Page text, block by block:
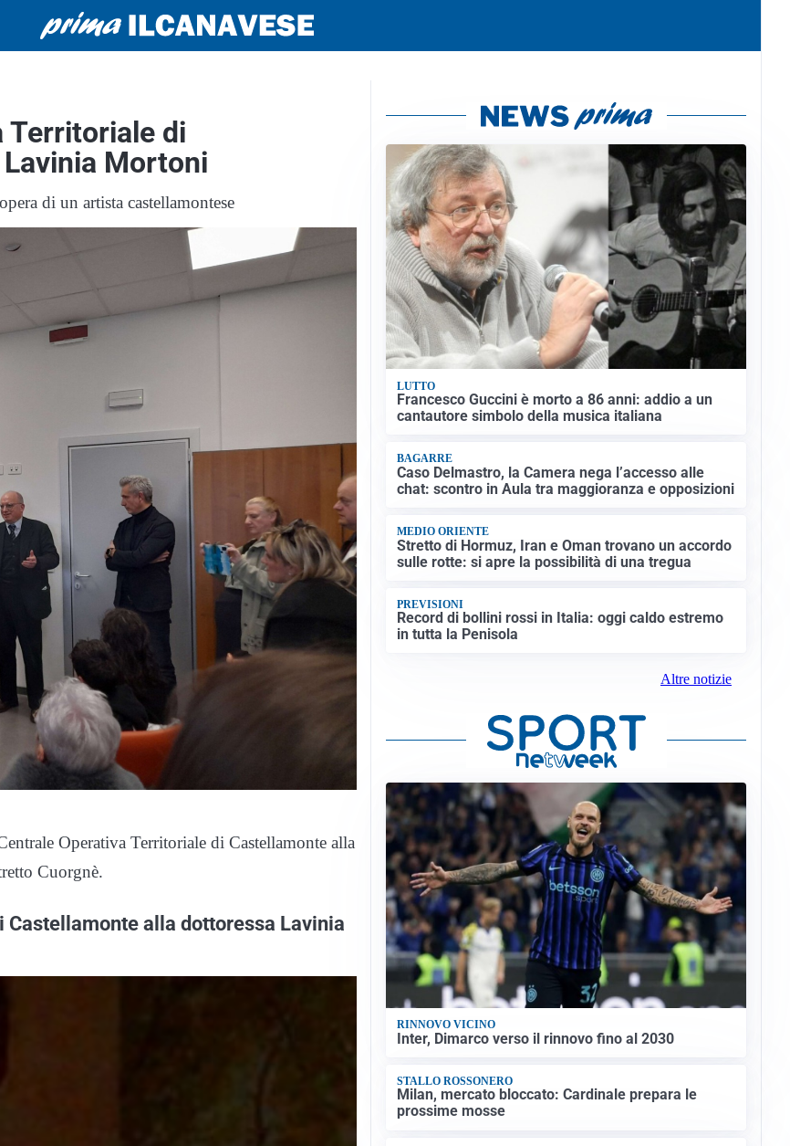
Territoriale di
Mortoni
di un artista castellamontese
Operativa Territoriale di Castellamonte alla
Cuorgnè.
alla dottoressa Lavinia
LUTTO
Francesco Guccini è morto a 86 anni: addio a un
cantautore simbolo della musica italiana
BAGARRE
Caso Delmastro, la Camera nega l’accesso alle
chat: scontro in Aula tra maggioranza e opposizioni
MEDIO ORIENTE
Stretto di Hormuz, Iran e Oman trovano un accordo
sulle rotte: si apre la possibilità di una tregua
PREVISIONI
Record di bollini rossi in Italia: oggi caldo estremo
in tutta la Penisola
Altre notizie
RINNOVO VICINO
Inter, Dimarco verso il rinnovo fino al 2030
STALLO ROSSONERO
Milan, mercato bloccato: Cardinale prepara le
prossime mosse